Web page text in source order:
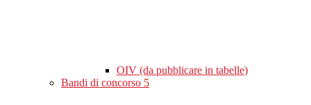
OIV (da pubblicare in tabelle)
Bandi di concorso 5